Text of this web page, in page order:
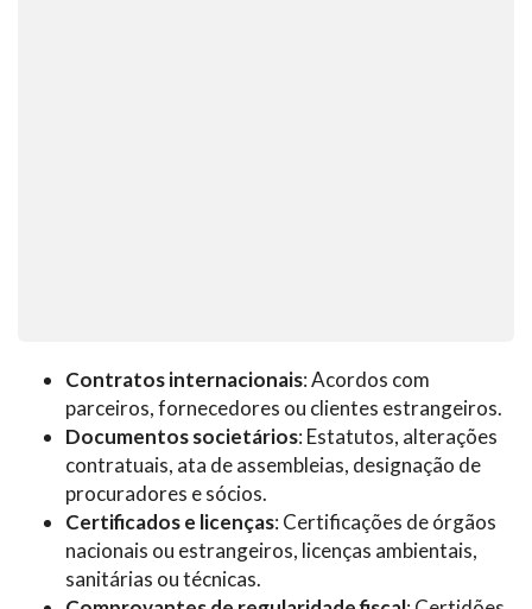
Contratos internacionais: Acordos com
parceiros, fornecedores ou clientes estrangeiros.
Documentos societários: Estatutos, alterações
contratuais, ata de assembleias, designação de
procuradores e sócios.
Certificados e licenças: Certificações de órgãos
nacionais ou estrangeiros, licenças ambientais,
sanitárias ou técnicas.